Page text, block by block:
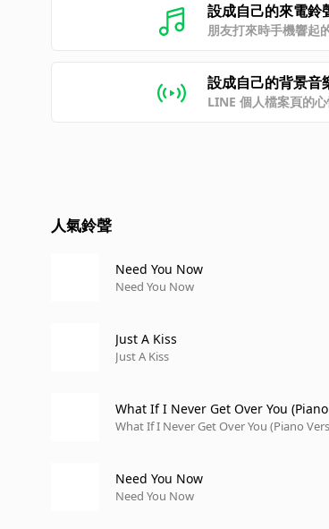
設成自己的來電鈴
朋友打來時手機響起
設成自己的背景音
LINE 個人檔案頁的
人氣鈴聲
Need You Now
Need You Now
Just A Kiss
Just A Kiss
What If I Never Get Over You
What If I Never Get Over You (Piano
Need You Now
Need You Now